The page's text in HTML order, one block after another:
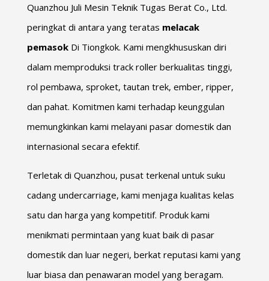
Quanzhou Juli Mesin Teknik Tugas Berat Co., Ltd.
peringkat di antara yang teratas melacak
pemasokDi Tiongkok. Kami mengkhususkan diri
dalam memproduksi track roller berkualitas tinggi,
rol pembawa, sproket, tautan trek, ember, ripper,
dan pahat. Komitmen kami terhadap keunggulan
memungkinkan kami melayani pasar domestik dan
internasional secara efektif.
Terletak di Quanzhou, pusat terkenal untuk suku
cadang undercarriage, kami menjaga kualitas kelas
satu dan harga yang kompetitif. Produk kami
menikmati permintaan yang kuat baik di pasar
domestik dan luar negeri, berkat reputasi kami yang
luar biasa dan penawaran model yang beragam.